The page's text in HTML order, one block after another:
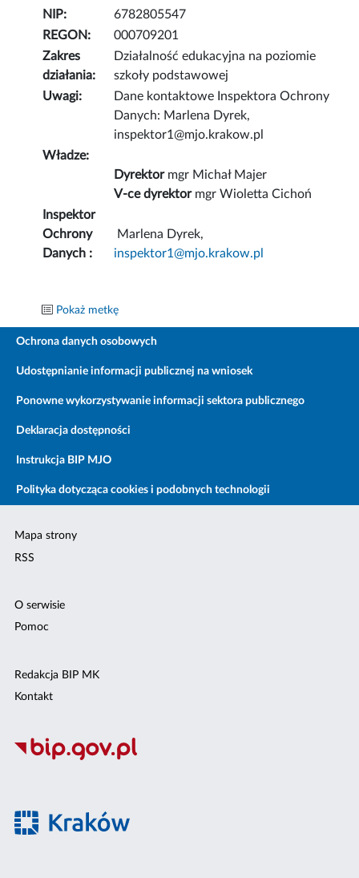
NIP:
6782805547
REGON:
000709201
Zakres
działania:
Działalność edukacyjna na poziomie
szkoły podstawowej
Uwagi:
Dane kontaktowe Inspektora Ochrony
Danych: Marlena Dyrek,
inspektor1@mjo.krakow.pl
Władze:
Dyrektormgr Michał Majer
V-ce dyrektormgr Wioletta Cichoń
Inspektor
Ochrony
Danych :
Marlena Dyrek,
inspektor1@mjo.krakow.pl
Pokaż metkę
Ochrona danych osobowych
Udostępnianie informacji publicznej na wniosek
Ponowne wykorzystywanie informacji sektora publicznego
Deklaracja dostępności
Instrukcja BIP MJO
Polityka dotycząca cookies i podobnych technologii
Mapa strony
RSS
O serwisie
Pomoc
Redakcja BIP MK
Kontakt